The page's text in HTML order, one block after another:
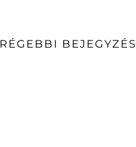
RÉGEBBI BEJEGYZÉS